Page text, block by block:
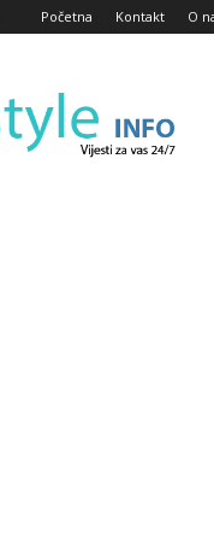
Početna Kontakt O